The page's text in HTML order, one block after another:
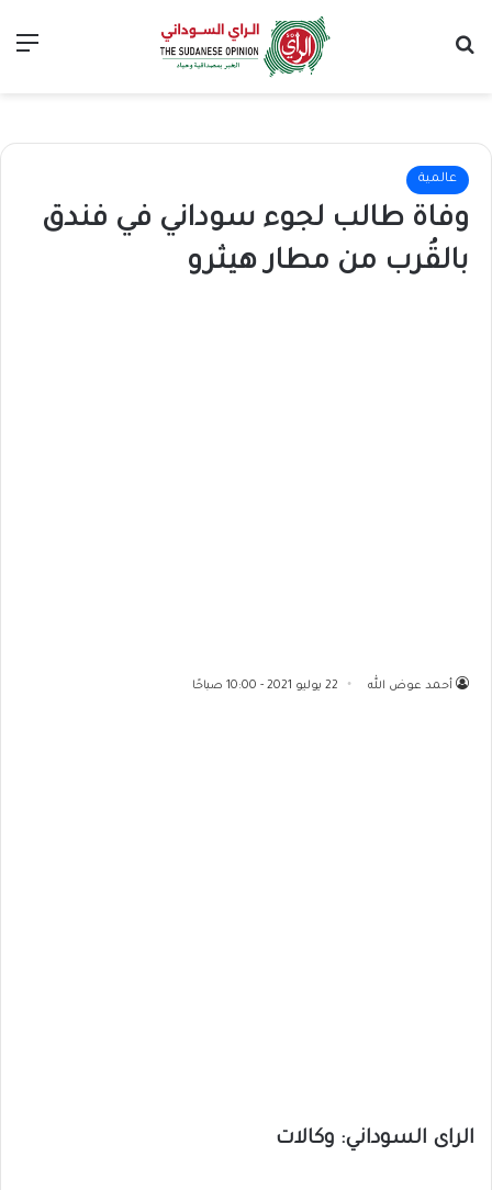
عالمية
وفاة طالب لجوء سوداني في فندق
بالقُرب من مطار هيثرو
أحمد عوض الله 22 يوليو 2021 - 10:00 صباحًا
الراى السوداني: وكالات